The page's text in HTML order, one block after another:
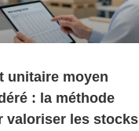
unitaire moyen
: la méthode
valoriser les stocks